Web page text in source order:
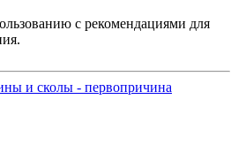
с рекомендациями для
и сколы - первопричина